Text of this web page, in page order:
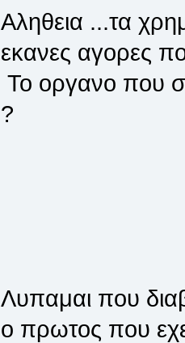
Αληθεια ...τα
εκανες αγορες
Το οργανο που
?
Λυπαμαι που
ο πρωτος που